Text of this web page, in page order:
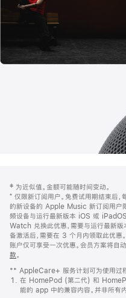
页
页
脚
注
‡ 为近似值。金额可能随时间变动。
⁺ 仅限新订阅用户。免费试用期结束后
的新设备的 Apple Music 新订阅用户
频设备与运行最新版本 iOS 或
Watch 兑换此优惠，需要与运行最新
备激活后，需要在 3 个月内领取此优惠
账户仅可享受一次优惠。会员方案将自
款。
窗
口
中
** AppleCare+ 服务计划可为使用过
在 HomePod (第二代) 和
能的 app 中的兼容内容。并非所有